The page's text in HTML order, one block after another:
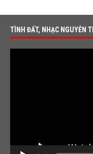
TÌNH ĐẤT, NHẠC NGUYỄN